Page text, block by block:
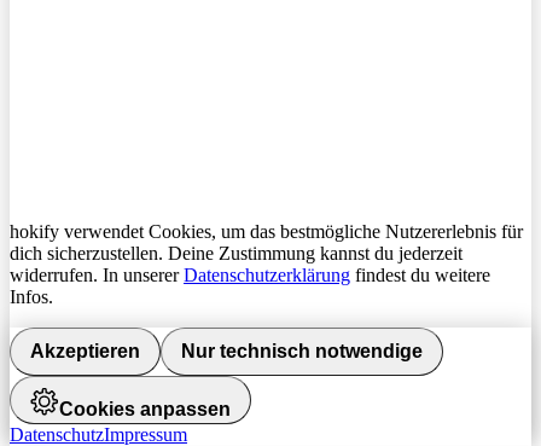
hokify verwendet Cookies, um das bestmögliche Nutzererlebnis für
dich sicherzustellen. Deine Zustimmung kannst du jederzeit
widerrufen. In unsererDatenschutzerklärung findest du weitere
Infos.
Akzeptieren Nur technisch notwendige
Cookies anpassen
DatenschutzImpressum